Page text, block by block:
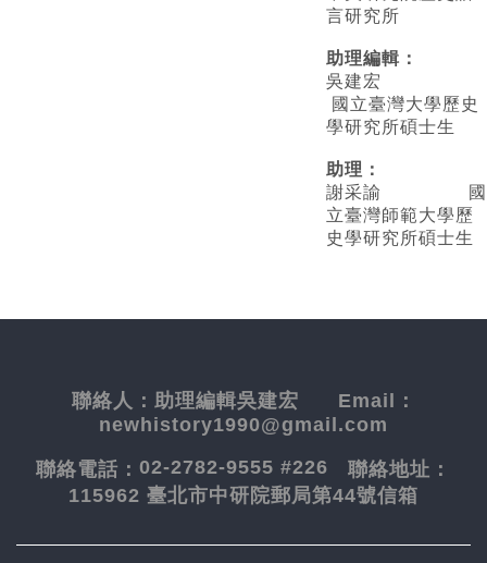
言研究所
助理編輯：
吳建宏
國立臺灣大學歷史
學研究所碩士生
助理：
謝采諭
國
立臺灣師範大學歷
史學研究所碩士生
聯絡人： 助理編輯吳建宏 Email：
newhistory1990@gmail.com
聯絡電話： 02-2782-9555 #226 聯絡地址：
115962 臺北市中研院郵局第44號信箱